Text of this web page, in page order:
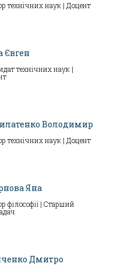
технічних наук | Доцент
Євген
технічних наук |
Володимир
технічних наук | Доцент
Яна
філософії | Старший
Дмитро